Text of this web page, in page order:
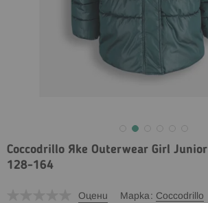
Coccodrillo Яке Outerwear Girl Junior
128-164
Оцени Марка Coccodrillo